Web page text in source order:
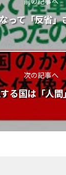
って「反省」
次の記事へ
する国は「人